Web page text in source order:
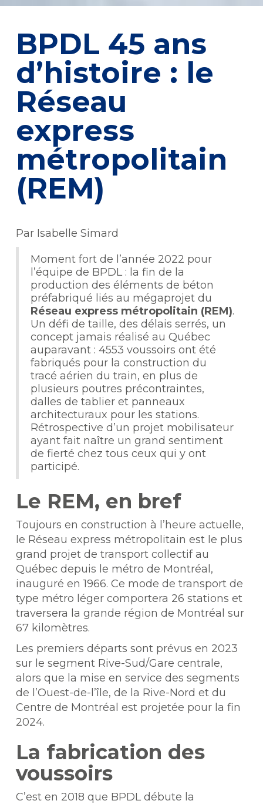
BPDL 45 ans
d’histoire : le
Réseau
express
métropolitain
(REM)
Par Isabelle Simard
Moment fort de l’année 2022 pour
l’équipe de BPDL : la fin de la
production des éléments de béton
préfabriqué liés au mégaprojet du
Réseau express métropolitain (REM).
Un défi de taille, des délais serrés, un
concept jamais réalisé au Québec
auparavant : 4553 voussoirs ont été
fabriqués pour la construction du
tracé aérien du train, en plus de
plusieurs poutres précontraintes,
dalles de tablier et panneaux
architecturaux pour les stations.
Rétrospective d’un projet mobilisateur
ayant fait naître un grand sentiment
de fierté chez tous ceux qui y ont
participé.
Le REM, en bref
Toujours en construction à l’heure actuelle,
le Réseau express métropolitain est le plus
grand projet de transport collectif au
Québec depuis le métro de Montréal,
inauguré en 1966. Ce mode de transport de
type métro léger comportera 26 stations et
traversera la grande région de Montréal sur
67 kilomètres.
Les premiers départs sont prévus en 2023
sur le segment Rive-Sud/Gare centrale,
alors que la mise en service des segments
de l’Ouest-de-l’île, de la Rive-Nord et du
Centre de Montréal est projetée pour la fin
2024.
La fabrication des
voussoirs
C’est en 2018 que BPDL débute la